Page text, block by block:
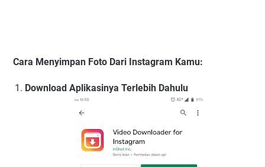
Cara Menyimpan Foto Dari Instagram Kamu:
Download Aplikasinya Terlebih Dahulu